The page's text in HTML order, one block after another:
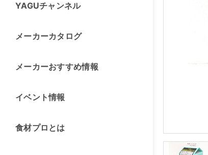
YAGUチャンネル
メーカーカタログ
メーカーおすすめ情報
イベント情報
食材プロとは